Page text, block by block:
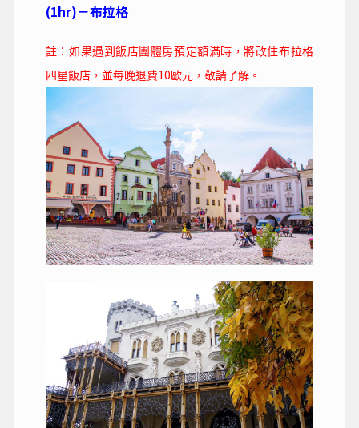
(1hr)－布拉格
註：如果遇到飯店團體房預定額滿時，將改住布拉格
四星飯店，並每晚退費10歐元，敬請了解。